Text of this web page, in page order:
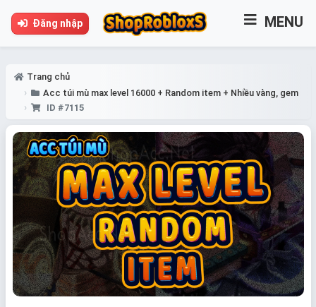
Đăng nhập MENU
Trang chủ
Acc túi mù max level 16000 + Random item + Nhiều vàng, gem
ID #7115